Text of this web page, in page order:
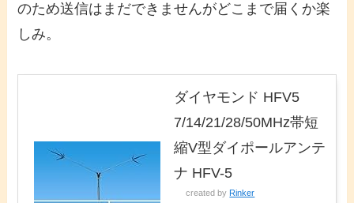
のため送信はまだできませんがどこまで届くか楽
しみ。
ダイヤモンド HFV5
7/14/21/28/50MHz帯短
縮V型ダイポールアンテ
ナ HFV-5
created by Rinker